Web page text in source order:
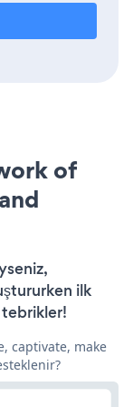
of
ilk
captivate, make